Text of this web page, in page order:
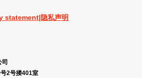
statement|隐私声明
2号搂401室